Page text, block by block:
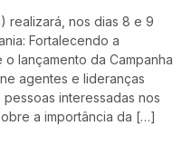
realizará, nos dias 8 e 9
Fortalecendo a
lançamento da Campanha
agentes e lideranças
interessadas nos
a importância da […]